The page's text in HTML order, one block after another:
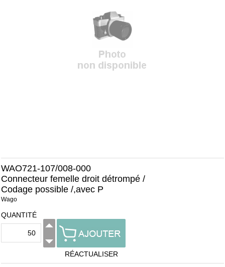
WAO721-107/008-000
Connecteur femelle droit détrompé /
Codage possible /,avec P
Wago
QUANTITÉ
RÉACTUALISER